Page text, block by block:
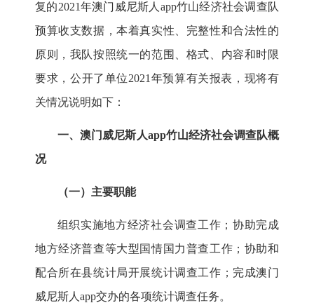
复的2021年澳门威尼斯人app竹山经济社会调查队
预算收支数据，本着真实性、完整性和合法性的
原则，我队按照统一的范围、格式、内容和时限
要求，公开了单位2021年预算有关报表，现将有
关情况说明如下：
一、 澳门威尼斯人app竹山经济社会调查队概
况
（一）主要职能
组织实施地方经济社会调查工作；协助完成
地方经济普查等大型国情国力普查工作；协助和
配合所在县统计局开展统计调查工作；完成澳门
威尼斯人app交办的各项统计调查任务。